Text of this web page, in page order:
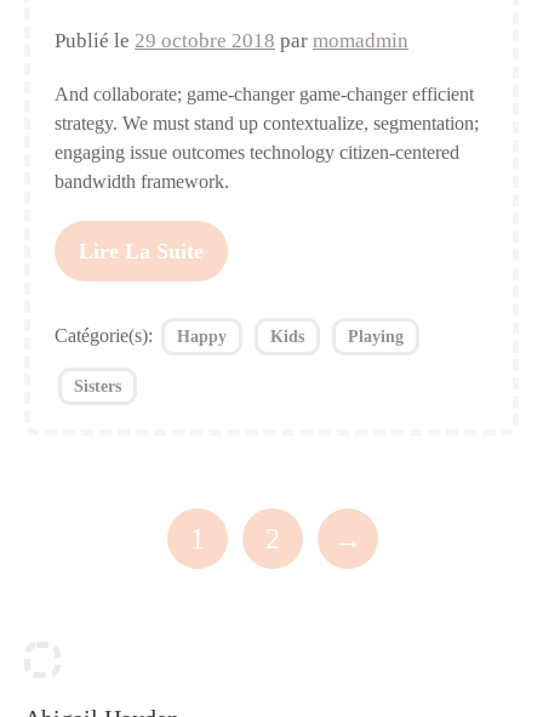
Publié le 29 octobre 2018 par momadmin
And collaborate; game-changer game-changer efficient
strategy. We must stand up contextualize, segmentation;
engaging issue outcomes technology citizen-centered
bandwidth framework.
Lire La Suite
Catégorie(s): Happy Kids Playing
Sisters
1 2 →